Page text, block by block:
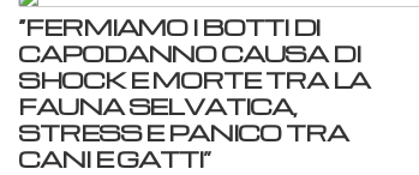
“FERMIAMO I BOTTI DI
CAPODANNO CAUSA DI
SHOCK E MORTE TRA LA
FAUNA SELVATICA,
STRESS E PANICO TRA
CANI E GATTI”